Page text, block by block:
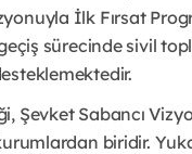
İlk Fırsat
sürecinde sivil
Şevket Sabancı
biridir.